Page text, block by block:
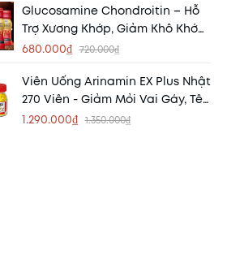
Glucosamine Chondroitin – Hỗ
Trợ Xương Khớp, Giảm Khô Khớp,
Tăng Cường Vận Động
680.000₫ 720.000₫
Viên Uống Arinamin EX Plus Nhật
270 Viên - Giảm Mỏi Vai Gáy, Tê
Bì
1.290.000₫ 1.350.000₫